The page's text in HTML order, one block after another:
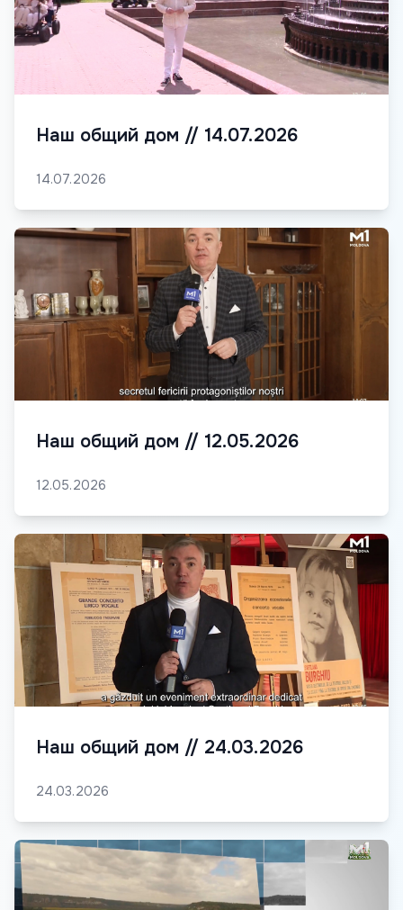
Наш общий дом // 14.07.2026
14.07.2026
Наш общий дом // 12.05.2026
12.05.2026
Наш общий дом // 24.03.2026
24.03.2026